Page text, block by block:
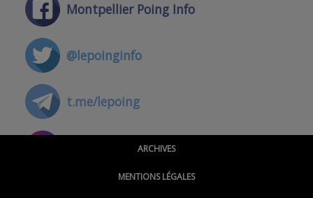
Montpellier Poing Info
@lepoinginfo
t.me/lepoing
@montpellierpoinginfo
ARCHIVES
MENTIONS LÉGALES